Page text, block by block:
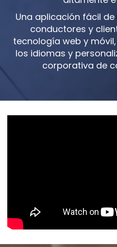
Una aplicación fácil
conductores y
tecnología web y
los idiomas y
corporativa de